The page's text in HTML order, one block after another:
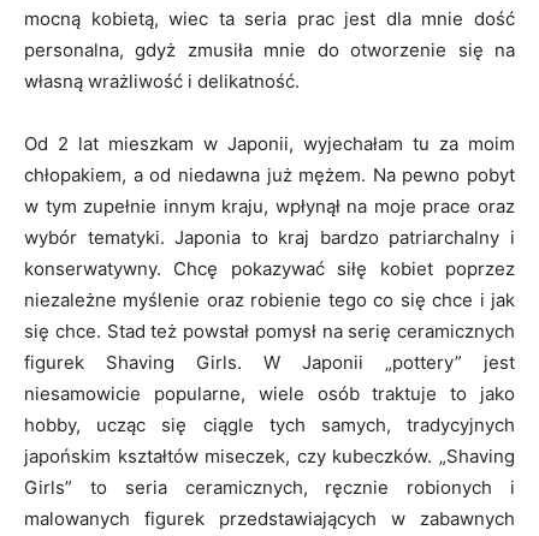
mocną kobietą, wiec ta seria prac jest dla mnie dość
personalna, gdyż zmusiła mnie do otworzenie się na
własną wrażliwość i delikatność.
Od 2 lat mieszkam w Japonii, wyjechałam tu za moim
chłopakiem, a od niedawna już mężem. Na pewno pobyt
w tym zupełnie innym kraju, wpłynął na moje prace oraz
wybór tematyki. Japonia to kraj bardzo patriarchalny i
konserwatywny. Chcę pokazywać siłę kobiet poprzez
niezależne myślenie oraz robienie tego co się chce i jak
się chce. Stad też powstał pomysł na serię ceramicznych
figurek Shaving Girls. W Japonii „pottery” jest
niesamowicie popularne, wiele osób traktuje to jako
hobby, ucząc się ciągle tych samych, tradycyjnych
japońskim kształtów miseczek, czy kubeczków. „Shaving
Girls” to seria ceramicznych, ręcznie robionych i
malowanych figurek przedstawiających w zabawnych